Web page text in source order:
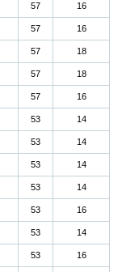
57 16
57 16
57 18
57 18
57 16
53 14
53 14
53 14
53 14
53 16
53 14
53 16